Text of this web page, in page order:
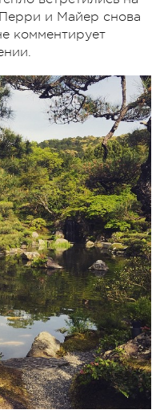
и Майер снова
комментирует